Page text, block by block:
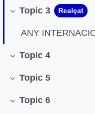
Redueix
Topic 3 Realçat
Redueix
Topic 4
Redueix
Topic 5
Redueix
Topic 6